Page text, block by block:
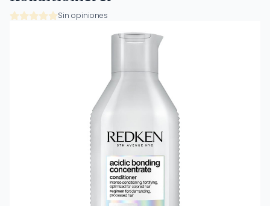
Sin opiniones